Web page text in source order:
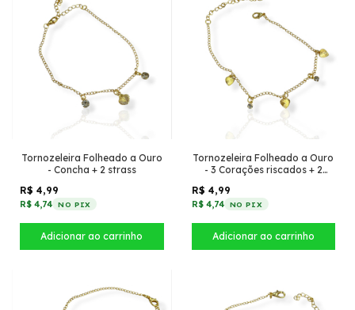
Tornozeleira Folheado a Ouro
- Concha + 2 strass
R$ 4,99
R$ 4,74 NO PIX
Tornozeleira Folheado a Ouro
- 3 Corações riscados + 2
R$ 4,99
R$ 4,74 NO PIX